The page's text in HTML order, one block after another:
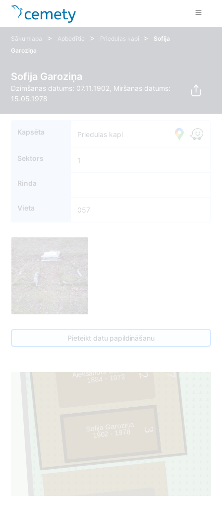
Sākumlapa > Apbedītie > Priedulas kapi >
Sofija
Garoziņa
Sofija Garoziņa
Dzimšanas datums: 07.11.1902, Miršanas datums:
15.05.1978
Kapsēta Priedulas kapi
Sektors 1
Rinda
Vieta 057
Pieteikt datu papildināšanu
57
2
3
Aleksandrs Garoziņš
1884 - 1972
Sofija Garoziņa
1902 - 1978